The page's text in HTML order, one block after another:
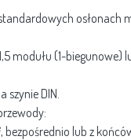
osłonach
modułu (1-biegunowe)
szynie DIN.
bezpośrednio lub z